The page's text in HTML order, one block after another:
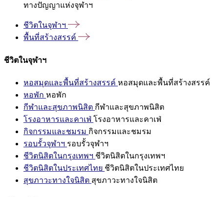
ทางปัญญาแห่งจุฬาฯ
ชีวิตในจุฬาฯ
พื้นที่สร้างสรรค์
ชีวิตในจุฬาฯ
หอสมุดและพื้นที่สร้างสรรค์ หอสมุดและพื้นที่สร้างสรรค์
หอพัก หอพัก
กีฬาและสุขภาพนิสิต กีฬาและสุขภาพนิสิต
โรงอาหารและคาเฟ่ โรงอาหารและคาเฟ่
กิจกรรมและชมรม กิจกรรมและชมรม
รอบรั้วจุฬาฯ รอบรั้วจุฬาฯ
ชีวิตนิสิตในกรุงเทพฯ ชีวิตนิสิตในกรุงเทพฯ
ชีวิตนิสิตในประเทศไทย ชีวิตนิสิตในประเทศไทย
สุขภาวะทางใจนิสิต สุขภาวะทางใจนิสิต